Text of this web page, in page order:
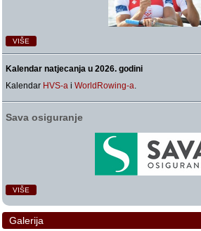
VIŠE
Kalendar natjecanja u 2026. godini
Kalendar HVS-a iWorldRowing-a.
Sava osiguranje
VIŠE
Galerija